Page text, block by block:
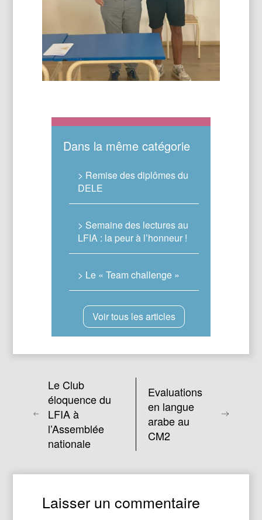
Dans la même catégorie
> Remise des diplômes du
DELE
> Semaine des lectures au
LFIA : la peur à l’honneur !
> Le « Team challenge »
Voir tous les articles
Le Club
éloquence du
LFIA à
l’Assemblée
nationale
Evaluations
en langue
arabe au
CM2
Laisser un commentaire